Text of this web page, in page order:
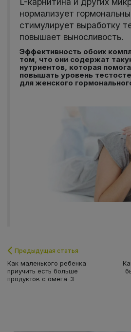
нормализует
стимулирует выработку
повышает выносливость.
Эффективность обоих
том, что они содержат
нутриентов, которая
повышать уровень
для женского
Предыдущая статья
Как маленького ребенка
приучить есть больше
продуктов с омега-3